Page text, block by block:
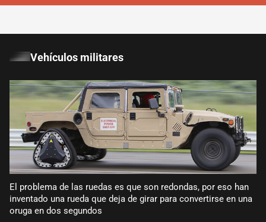
Vehículos militares
El problema de las ruedas es que son redondas, por eso han
inventado una rueda que deja de girar para convertirse en una
oruga en dos segundos